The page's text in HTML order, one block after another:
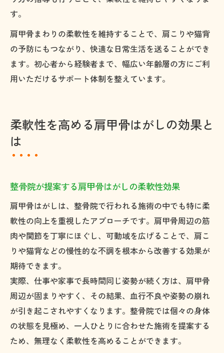
す。
肩甲骨まわりの柔軟性を維持することで、肩こりや猫背
の予防にもつながり、快適な日常生活を送ることができ
ます。初心者から経験者まで、幅広い年齢層の方にご利
用いただけるサポート体制を整えています。
柔軟性を高める肩甲骨はがしの効果と
は
整骨院が提案する肩甲骨はがしの柔軟性効果
肩甲骨はがしは、整骨院で行われる施術の中でも特に柔
軟性の向上を重視したアプローチです。肩甲骨周辺の筋
肉や関節を丁寧にほぐし、可動域を広げることで、肩こ
りや猫背などの慢性的な不調を根本から改善する効果が
期待できます。
実際、仕事や家事で長時間同じ姿勢が続く方は、肩甲骨
周辺が固まりやすく、その結果、血行不良や姿勢の崩れ
が引き起こされやすくなります。整骨院では個々の身体
の状態を見極め、一人ひとりに合わせた施術を提案する
ため、無理なく柔軟性を高めることができます。